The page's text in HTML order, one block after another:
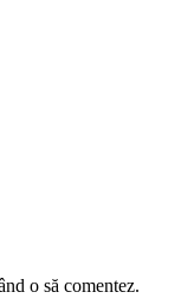
o să comentez.